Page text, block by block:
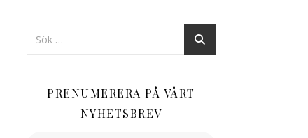
PRENUMERERA PÅ VÅRT
NYHETSBREV